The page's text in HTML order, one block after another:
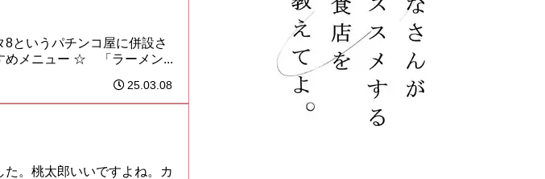
いうパチンコ屋に併設さ
めメニュー ☆ 「ラーメン...
25.03.08
。桃太郎いいですよね。カ